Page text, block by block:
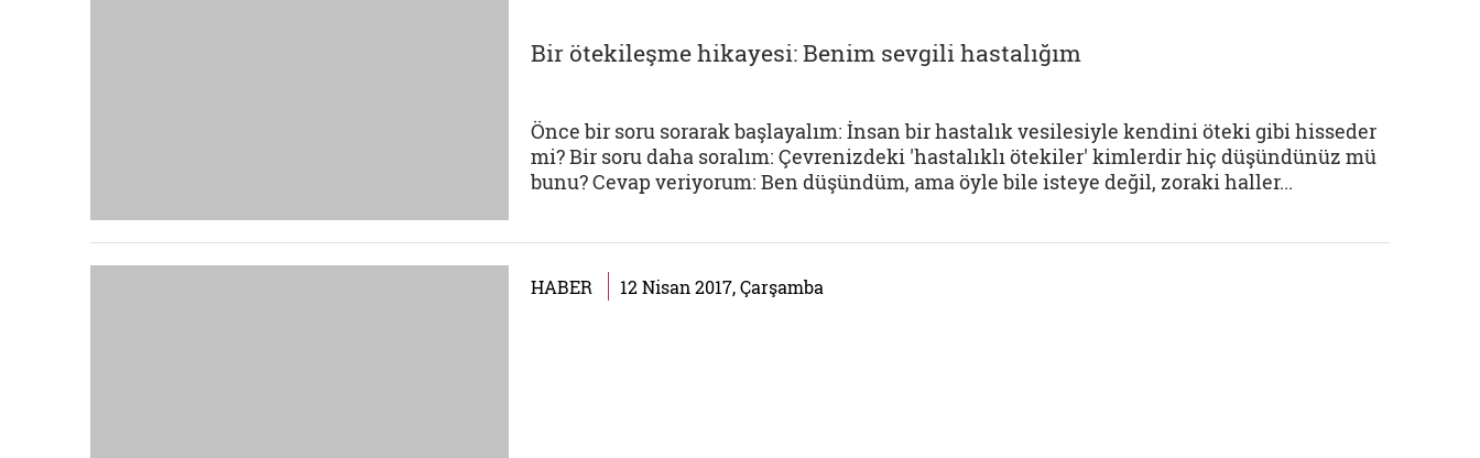
Bir ötekileşme hikayesi: Benim sevgili hastalığım
Önce bir soru sorarak başlayalım: İnsan bir hastalık vesilesiyle kendini öteki gibi hisseder
mi? Bir soru daha soralım: Çevrenizdeki 'hastalıklı ötekiler' kimlerdir hiç düşündünüz mü
bunu? Cevap veriyorum: Ben düşündüm, ama öyle bile isteye değil, zoraki haller...
HABER 12 Nisan 2017, Çarşamba